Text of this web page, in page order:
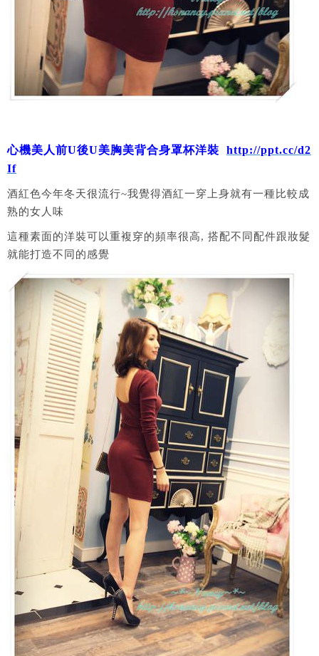
心機美人前U後U美胸美背合身罩杯洋裝 http://ppt.cc/d2
If
酒紅色今年冬天很流行~我覺得酒紅一穿上身就有一種比較成
熟的女人味
這種素面的洋裝可以重複穿的頻率很高, 搭配不同配件跟妝髮
就能打造不同的感覺